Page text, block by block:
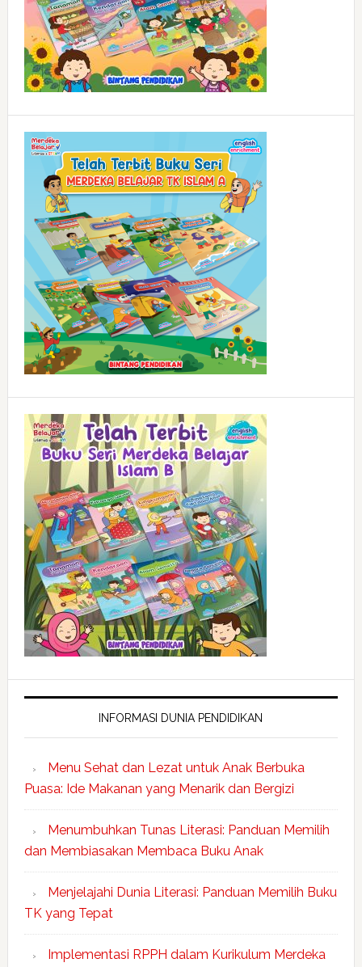
INFORMASI DUNIA PENDIDIKAN
Menu Sehat dan Lezat untuk Anak Berbuka
Puasa: Ide Makanan yang Menarik dan Bergizi
Menumbuhkan Tunas Literasi: Panduan Memilih
dan Membiasakan Membaca Buku Anak
Menjelajahi Dunia Literasi: Panduan Memilih Buku
TK yang Tepat
Implementasi RPPH dalam Kurikulum Merdeka